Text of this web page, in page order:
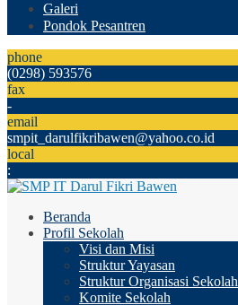
Galeri
Pondok Pesantren
phone
(0298) 593576
fax
-
email
smpit_darulfikribawen@yahoo.co.id
local
:
Beranda
Profil Sekolah
Visi dan Misi
Struktur Yayasan
Struktur Organisasi Sekolah
Komite Sekolah